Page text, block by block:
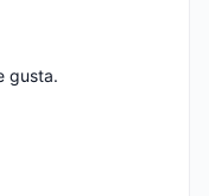
gusta.